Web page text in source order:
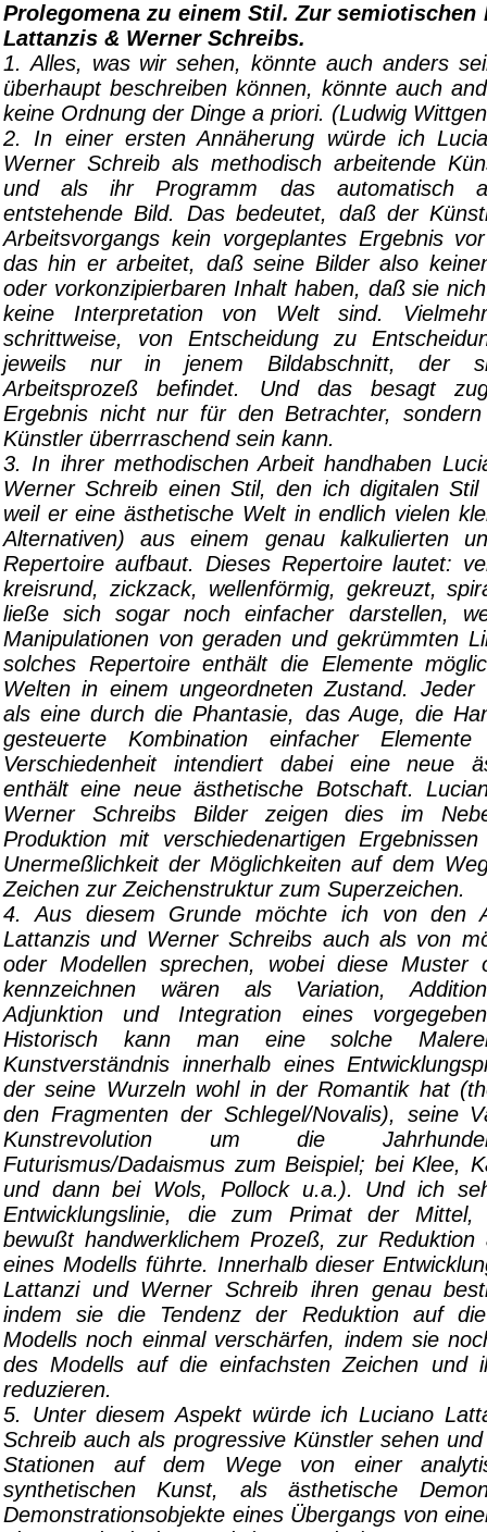
Prolegomena zu einem Stil. Zur semiotischen
Lattanzis & Werner Schreibs.
1. Alles, was wir sehen, könnte auch anders
überhaupt beschreiben können, könnte auch
keine Ordnung der Dinge a priori. (Ludwig
2. In einer ersten Annäherung würde ich
Werner Schreib als methodisch arbeitende
und als ihr Programm das automatisch
entstehende Bild. Das bedeutet, daß der
Arbeitsvorgangs kein vorgeplantes Ergebnis
das hin er arbeitet, daß seine Bilder also
oder vorkonzipierbaren Inhalt haben, daß sie
keine Interpretation von Welt sind.
schrittweise, von Entscheidung zu
jeweils nur in jenem Bildabschnitt, der
Arbeitsprozeß befindet. Und das besagt
Ergebnis nicht nur für den Betrachter,
Künstler überrraschend sein kann.
3. In ihrer methodischen Arbeit handhaben
Werner Schreib einen Stil, den ich digitalen Stil
weil er eine ästhetische Welt in endlich vielen
Alternativen) aus einem genau kalkulierten
Repertoire aufbaut. Dieses Repertoire lautet:
kreisrund, zickzack, wellenförmig, gekreuzt,
ließe sich sogar noch einfacher darstellen,
Manipulationen von geraden und gekrümmten
solches Repertoire enthält die Elemente
Welten in einem ungeordneten Zustand. Jeder
als eine durch die Phantasie, das Auge, die
gesteuerte Kombination einfacher
Verschiedenheit intendiert dabei eine neue
enthält eine neue ästhetische Botschaft.
Werner Schreibs Bilder zeigen dies im
Produktion mit verschiedenartigen
Unermeßlichkeit der Möglichkeiten auf dem
Zeichen zur Zeichenstruktur zum Superzeichen.
4. Aus diesem Grunde möchte ich von den
Lattanzis und Werner Schreibs auch als von
oder Modellen sprechen, wobei diese Muster
kennzeichnen wären als Variation,
Adjunktion und Integration eines
Historisch kann man eine solche
Kunstverständnis innerhalb eines
der seine Wurzeln wohl in der Romantik hat
den Fragmenten der Schlegel/Novalis), seine
Kunstrevolution um die
Futurismus/Dadaismus zum Beispiel; bei Klee,
und dann bei Wols, Pollock u.a.). Und ich
Entwicklungslinie, die zum Primat der
bewußt handwerklichem Prozeß, zur Reduktion
eines Modells führte. Innerhalb dieser
Lattanzi und Werner Schreib ihren genau
indem sie die Tendenz der Reduktion auf
Modells noch einmal verschärfen, indem sie
des Modells auf die einfachsten Zeichen und
reduzieren.
5. Unter diesem Aspekt würde ich Luciano
Schreib auch als progressive Künstler sehen
Stationen auf dem Wege von einer
synthetischen Kunst, als ästhetische
Demonstrationsobjekte eines Übergangs von